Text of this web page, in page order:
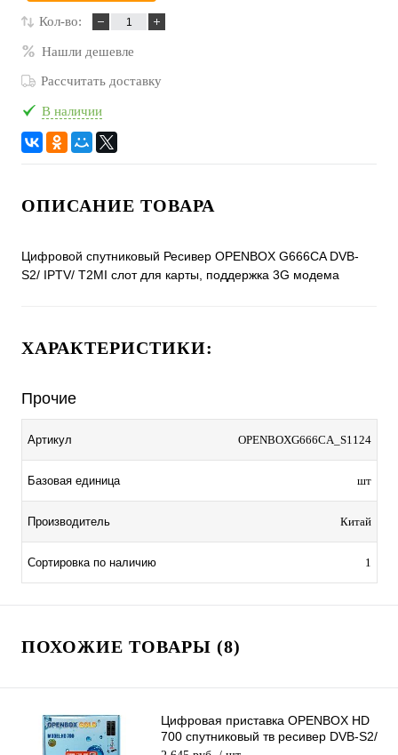
Кол-во:
Нашли дешевле
Рассчитать доставку
В наличии
ОПИСАНИЕ ТОВАРА
Цифровой спутниковый Ресивер OPENBOX G666CA DVB-
S2/ IPTV/ T2MI слот для карты, поддержка 3G модема
ХАРАКТЕРИСТИКИ:
Прочие
Артикул OPENBOXG666CA_S1124
Базовая единица шт
Производитель Китай
Сортировка по наличию 1
ПОХОЖИЕ ТОВАРЫ (8)
Цифровая приставка OPENBOX HD
700 спутниковый тв ресивер DVB-S2/